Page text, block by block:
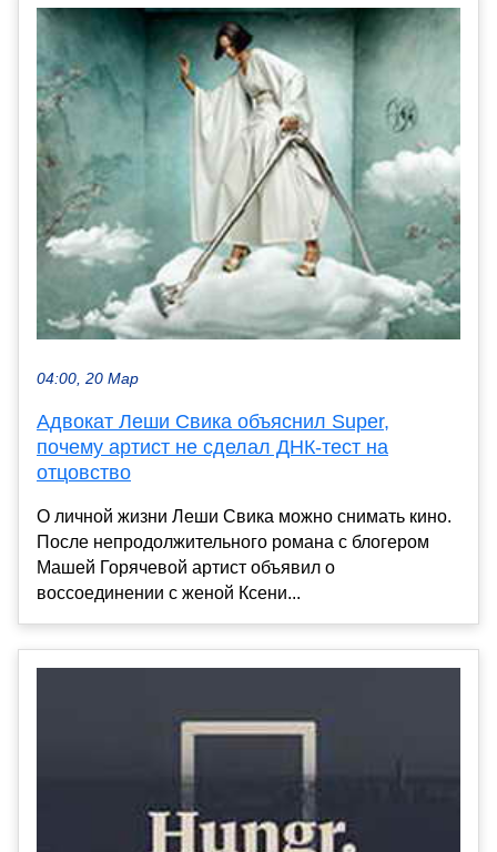
04:00, 20 Мар
Адвокат Леши Свика объяснил Super,
почему артист не сделал ДНК-тест на
отцовство
О личной жизни Леши Свика можно снимать кино.
После непродолжительного романа с блогером
Машей Горячевой артист объявил о
воссоединении с женой Ксени...